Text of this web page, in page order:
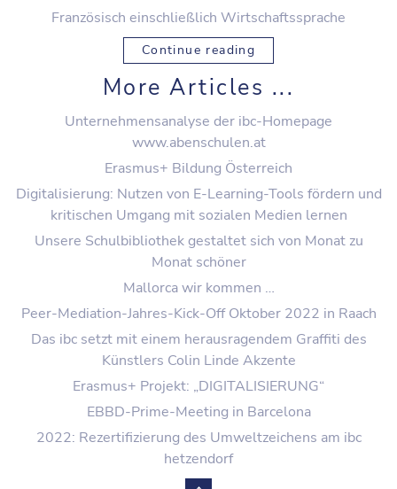
Französisch einschließlich Wirtschaftssprache
Continue reading
More Articles ...
Unternehmensanalyse der ibc-Homepage
www.abenschulen.at
Erasmus+ Bildung Österreich
Digitalisierung: Nutzen von E-Learning-Tools fördern und
kritischen Umgang mit sozialen Medien lernen
Unsere Schulbibliothek gestaltet sich von Monat zu
Monat schöner
Mallorca wir kommen …
Peer-Mediation-Jahres-Kick-Off Oktober 2022 in Raach
Das ibc setzt mit einem herausragendem Graffiti des
Künstlers Colin Linde Akzente
Erasmus+ Projekt: „DIGITALISIERUNG“
EBBD-Prime-Meeting in Barcelona
2022: Rezertifizierung des Umweltzeichens am ibc
hetzendorf